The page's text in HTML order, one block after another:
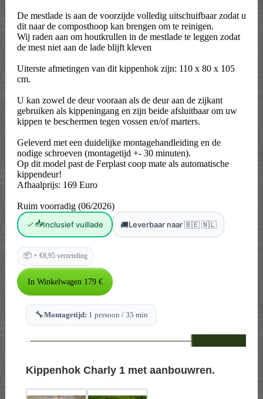
De mestlade is aan de voorzijde volledig uitschuifbaar zodat u
dit naar de composthoop kan brengen om te reinigen.
Wij raden aan om houtkrullen in de mestlade te leggen zodat
de mest niet aan de lade blijft kleven
Uiterste afmetingen van dit kippenhok zijn: 110 x 80 x 105
cm.
U kan zowel de deur vooraan als de deur aan de zijkant
gebruiken als kippeningang en zijn beide afsluitbaar om uw
kippen te beschermen tegen vossen en/of marters.
Geleverd met een duidelijke montagehandleiding en de
nodige schroeven (montagetijd +- 30 minuten).
Op dit model past de Ferplast coop mate als automatische
kippendeur!
Afhaalprijs: 169 Euro
Ruim voorradig (06/2026)
📥Inclusief vuillade 🚚Leverbaar naar 🇧🇪 🇳🇱
📦 + €8,95 verzending
🔧Montagetijd: 1 persoon / 35 min
--
Kippenhok Charly 1 met aanbouwren.